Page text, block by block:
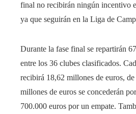
final no recibirán ningún incentivo
ya que seguirán en la Liga de
Durante la fase final se repartirán
entre los 36 clubes clasificados.
recibirá 18,62 millones de euros, de
millones de euros se concederán
700.000 euros por un empate.